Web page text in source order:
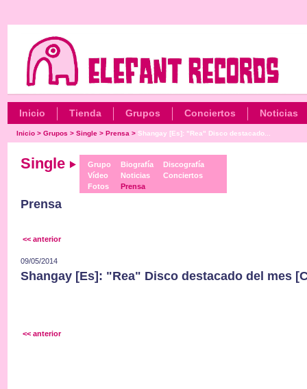
Inicio Tienda Grupos Conciertos Noticias
Inicio> Grupos > Single> Prensa > Shangay [Es]: "Rea" Disco destacado...
Single
Grupo
Vídeo
Fotos
Biografía
Noticias
Prensa
Discografía
Conciertos
Prensa
<< anterior
09/05/2014
Shangay [Es]: "Rea" Disco destacado del mes
<< anterior